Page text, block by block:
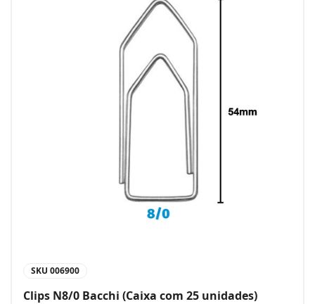
SKU 006900
Clips N8/0 Bacchi (Caixa com 25 unidades)